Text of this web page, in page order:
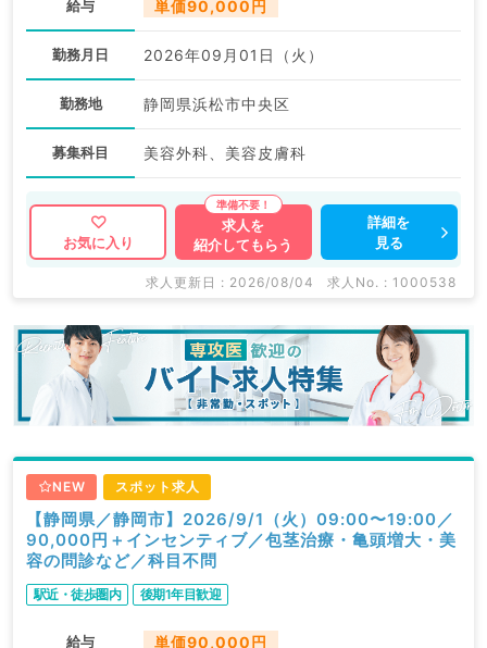
給与 単価90,000円
勤務月日 2026年09月01日（火）
勤務地 静岡県浜松市中央区
募集科目 美容外科、美容皮膚科
お気に入り
求人を
紹介してもらう
詳細を
見る
求人更新日 : 2026/08/04 求人No. : 1000538
NEW スポット求人
【静岡県／静岡市】2026/9/1（火）09:00〜19:00／
90,000円＋インセンティブ／包茎治療・亀頭増大・美
容の問診など／科目不問
駅近・徒歩圏内 後期1年目歓迎
給与 単価90,000円